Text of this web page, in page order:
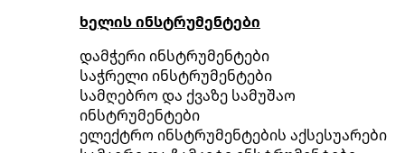
ხელის ინსტრუმენტები
დამჭერი ინსტრუმენტები
საჭრელი ინსტრუმენტები
სამღებრო და ქვაზე სამუშაო
ინსტრუმენტები
ელექტრო ინსტრუმენტების აქსესუარები